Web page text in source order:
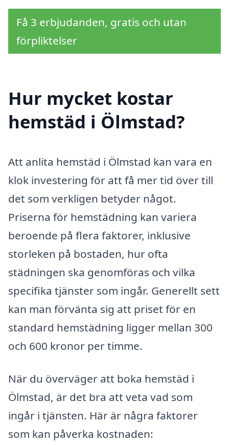
Få 3 erbjudanden, gratis och utan
förpliktelser
Hur mycket kostar
hemstäd i Ölmstad?
Att anlita hemstäd i Ölmstad kan vara en
klok investering för att få mer tid över till
det som verkligen betyder något.
Priserna för hemstädning kan variera
beroende på flera faktorer, inklusive
storleken på bostaden, hur ofta
städningen ska genomföras och vilka
specifika tjänster som ingår. Generellt sett
kan man förvänta sig att priset för en
standard hemstädning ligger mellan 300
och 600 kronor per timme.
När du överväger att boka hemstäd i
Ölmstad, är det bra att veta vad som
ingår i tjänsten. Här är några faktorer
som kan påverka kostnaden: